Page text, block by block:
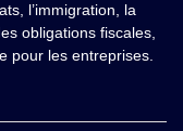
l’immigration, la
obligations fiscales,
pour les entreprises.